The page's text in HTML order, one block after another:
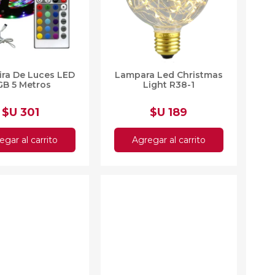
Televisores
Pequeños electrodomésticos
De Luces LED
5 Metros
$U 301
al carrito
Lampara Led Christmas
Light R38-1
$U 189
Agregar al carrito